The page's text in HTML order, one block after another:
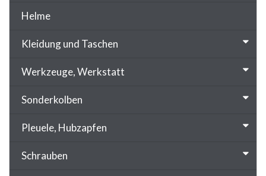
Helme
Kleidung und Taschen
Werkzeuge, Werkstatt
Sonderkolben
Pleuele, Hubzapfen
Schrauben